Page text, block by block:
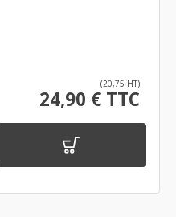
(20,75 HT)
24,90 € TTC